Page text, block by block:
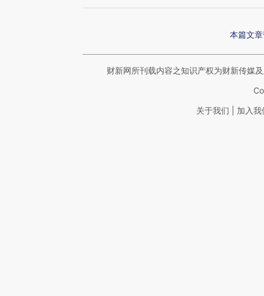
本篇文
财新网所刊载内容之知识产权为财新传媒
关于我们 加入我